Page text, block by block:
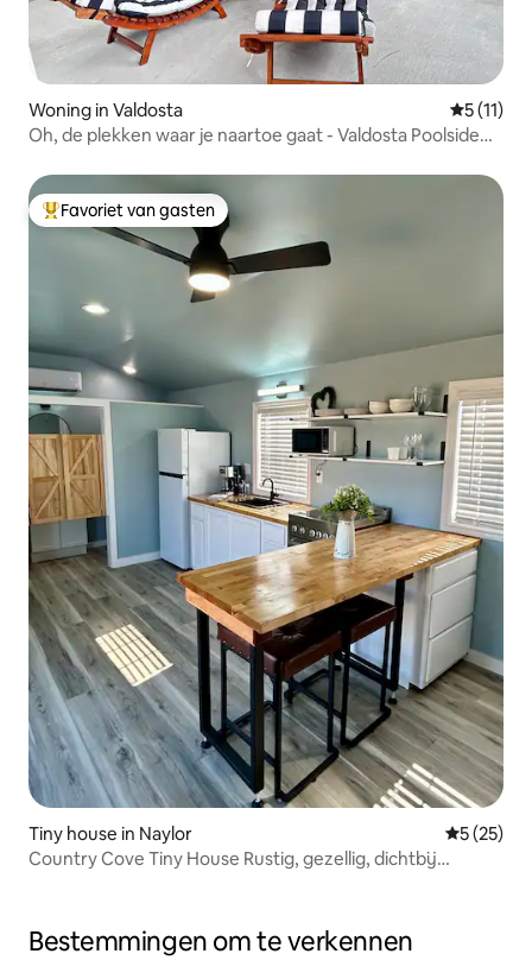
Woning in Valdosta
5 (11)
Oh, de plekken waar je naartoe gaat - Valdosta Poolside
Topfavoriet van gasten
Favoriet van gasten
Tiny house in Naylor
5 (25)
Country Cove Tiny House Rustig, gezellig, dichtbij
Bestemmingen om te verkennen